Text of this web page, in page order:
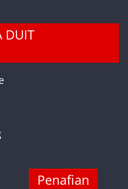
DUIT
Penafian